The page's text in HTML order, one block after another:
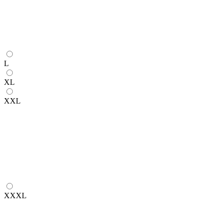
L
XL
XXL
XXXL